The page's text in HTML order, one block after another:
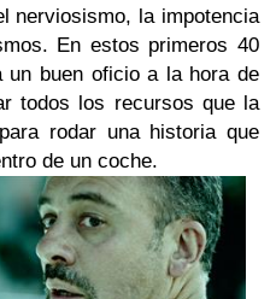
nerviosismo, la impotencia
En estos primeros 40
un buen oficio a la hora de
todos los recursos que la
rodar una historia que
de un coche.